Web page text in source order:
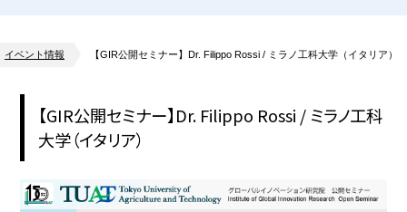
イベント情報 【GIR公開セミナー】Dr. Filippo Rossi / ミラノ工科大学（イタリア）
【GIR公開セミナー】Dr. Filippo Rossi / ミラノ工科
大学（イタリア）